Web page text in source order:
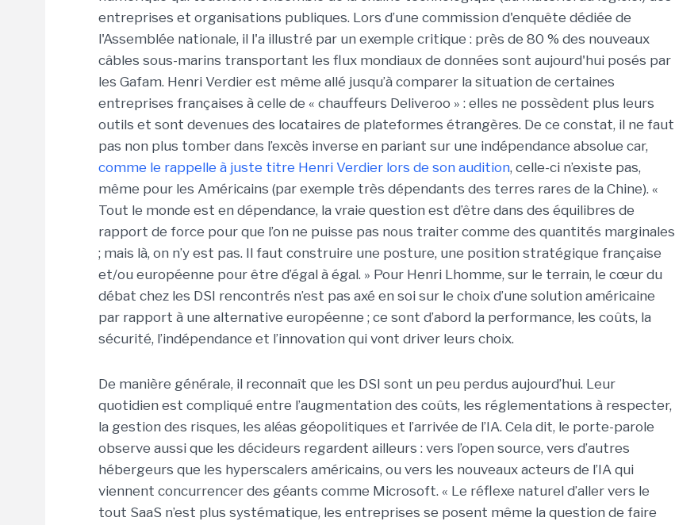
entreprises et organisations publiques. Lors d’une commission d'enquête dédiée de
l'Assemblée nationale, il l'a illustré par un exemple critique : près de 80 % des nouveaux
câbles sous-marins transportant les flux mondiaux de données sont aujourd'hui posés par
les Gafam. Henri Verdier est même allé jusqu’à comparer la situation de certaines
entreprises françaises à celle de « chauffeurs Deliveroo » : elles ne possèdent plus leurs
outils et sont devenues des locataires de plateformes étrangères. De ce constat, il ne faut
pas non plus tomber dans l’excès inverse en pariant sur une indépendance absolue car,
comme le rappelle à juste titre Henri Verdier lors de son audition, celle-ci n’existe pas,
même pour les Américains (par exemple très dépendants des terres rares de la Chine). «
Tout le monde est en dépendance, la vraie question est d’être dans des équilibres de
rapport de force pour que l’on ne puisse pas nous traiter comme des quantités marginales
; mais là, on n’y est pas. Il faut construire une posture, une position stratégique française
et/ou européenne pour être d’égal à égal. » Pour Henri Lhomme, sur le terrain, le cœur du
débat chez les DSI rencontrés n’est pas axé en soi sur le choix d’une solution américaine
par rapport à une alternative européenne ; ce sont d’abord la performance, les coûts, la
sécurité, l’indépendance et l’innovation qui vont driver leurs choix.
De manière générale, il reconnaît que les DSI sont un peu perdus aujourd’hui. Leur
quotidien est compliqué entre l’augmentation des coûts, les réglementations à respecter,
la gestion des risques, les aléas géopolitiques et l’arrivée de l’IA. Cela dit, le porte-parole
observe aussi que les décideurs regardent ailleurs : vers l’open source, vers d’autres
hébergeurs que les hyperscalers américains, ou vers les nouveaux acteurs de l’IA qui
viennent concurrencer des géants comme Microsoft. « Le réflexe naturel d’aller vers le
tout SaaS n’est plus systématique, les entreprises se posent même la question de faire